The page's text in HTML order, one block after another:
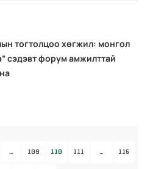
тогтолцоо хөгжил: монгол
сэдэвт форум амжилттай
… 109 110 111 … 115